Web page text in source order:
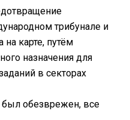
трибунале и
карте, путём
назначения для
в секторах
был обезврежен, все